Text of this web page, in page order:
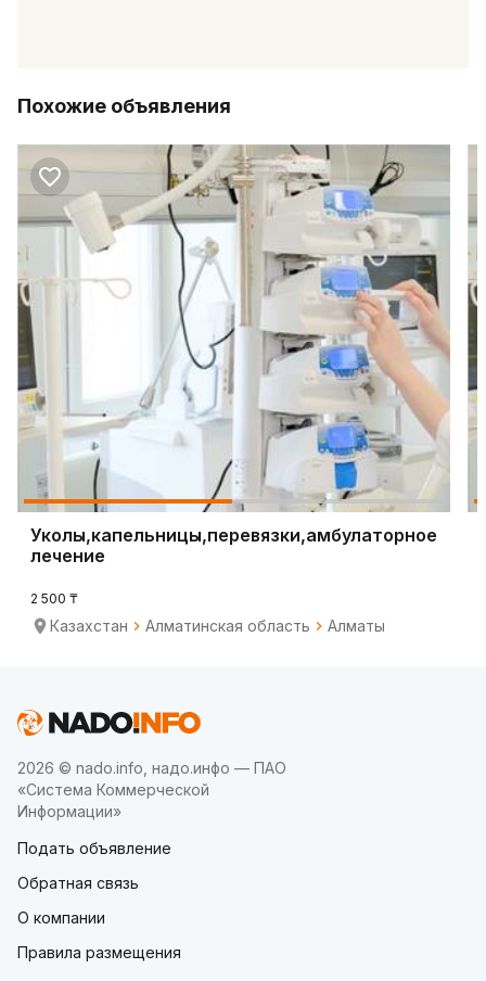
Похожие объявления
Уколы,капельницы,перевязки,амбулаторное
лечение
2 500 ₸
Казахстан Алматинская область Алматы
2026 © nado.info, надо.инфо — ПАО
«Система Коммерческой
Информации»
Подать объявление
Обратная связь
О компании
Правила размещения